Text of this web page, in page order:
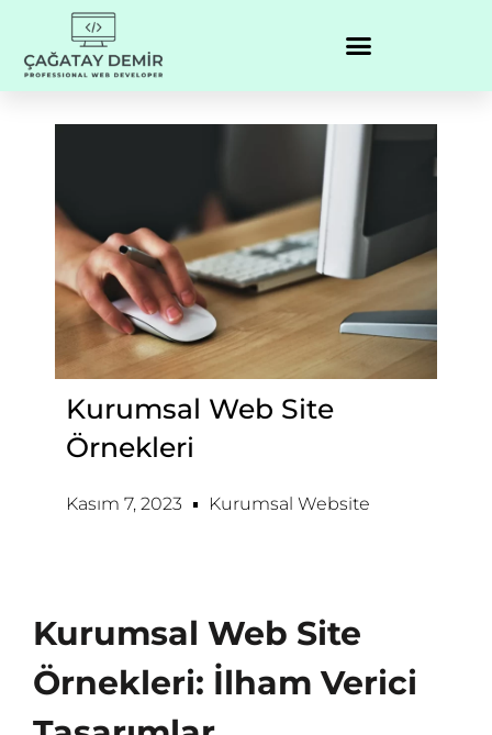
Kurumsal Web Site
Örnekleri
Kasım 7, 2023 Kurumsal Website
Kurumsal Web Site
Örnekleri: İlham Verici